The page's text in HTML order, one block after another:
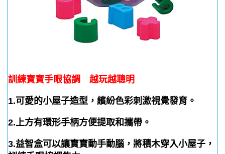
訓練寶寶手眼協調 越玩越聰明
1.可愛的小屋子造型，繽紛色彩刺激視覺發育。
2.上方有環形手柄方便提取和攜帶。
3.益智盒可以讓寶寶動手動腦，將積木穿入小屋子，